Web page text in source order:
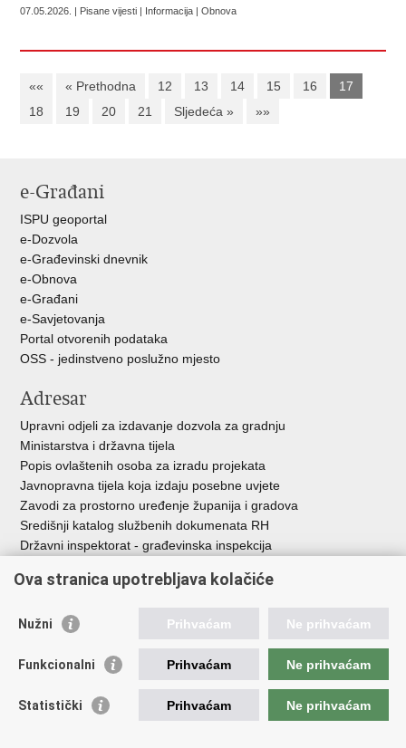
07.05.2026. | Pisane vijesti | Informacija | Obnova
«« « Prethodna 12 13 14 15 16
17
18
19 20 21 Sljedeća » »»
e-Građani
ISPU geoportal
e-Dozvola
e-Građevinski dnevnik
e-Obnova
e-Građani
e-Savjetovanja
Portal otvorenih podataka
OSS - jedinstveno poslužno mjesto
Adresar
Upravni odjeli za izdavanje dozvola za gradnju
Ministarstva i državna tijela
Popis ovlaštenih osoba za izradu projekata
Javnopravna tijela koja izdaju posebne uvjete
Zavodi za prostorno uređenje županija i gradova
Središnji katalog službenih dokumenata RH
Državni inspektorat - građevinska inspekcija
Vlada Republike Hrvatske
Agencija za pravni promet i posredovanje nekretninama
Fond za zaštitu okoliša i energetsku učinkovitost
Ova stranica upotrebljava kolačiće
Nužni Prihvaćam Ne prihvaćam
Funkcionalni Prihvaćam Ne prihvaćam
Statistički Prihvaćam Ne prihvaćam